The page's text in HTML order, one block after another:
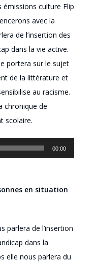
culture Flip
avec la
de l’insertion des
dans la vie active.
portera sur le sujet
de la littérature et
au racisme.
chronique de
scolaire.
00:00
en situation
parlera de l’insertion
dans la
elle nous parlera du